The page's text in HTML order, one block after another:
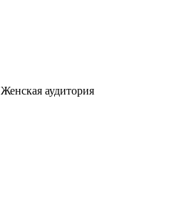
Женская аудитория